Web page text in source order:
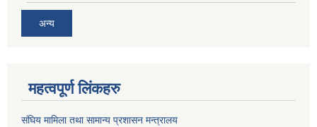
अन्य
महत्वपूर्ण लिंकहरु
संघिय मामिला तथा सामान्य प्रशासन मन्त्रालय